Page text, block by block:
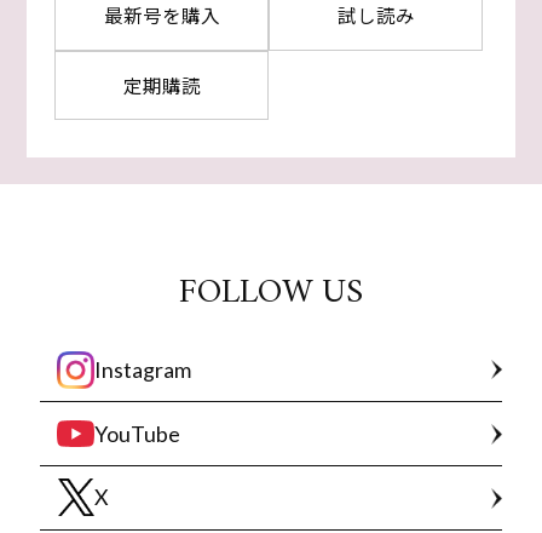
最新号を購入 試し読み
定期購読
FOLLOW US
Instagram
YouTube
X